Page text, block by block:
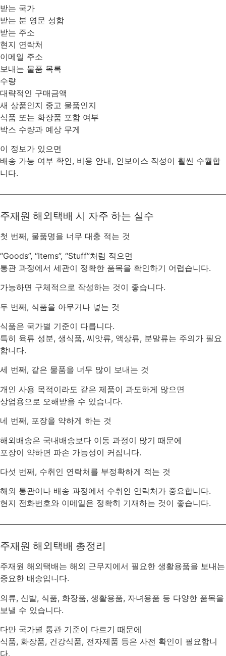
받는 국가
받는 분 영문 성함
받는 주소
현지 연락처
이메일 주소
보내는 물품 목록
수량
대략적인 구매금액
새 상품인지 중고 물품인지
식품 또는 화장품 포함 여부
박스 수량과 예상 무게
이 정보가 있으면
배송 가능 여부 확인, 비용 안내, 인보이스 작성이 훨씬 수월합
니다.
주재원 해외택배 시 자주 하는 실수
첫 번째, 물품명을 너무 대충 적는 것
“Goods”, “Items”, “Stuff”처럼 적으면
통관 과정에서 세관이 정확한 품목을 확인하기 어렵습니다.
가능하면 구체적으로 작성하는 것이 좋습니다.
두 번째, 식품을 아무거나 넣는 것
식품은 국가별 기준이 다릅니다.
특히 육류 성분, 생식품, 씨앗류, 액상류, 분말류는 주의가 필요
합니다.
세 번째, 같은 물품을 너무 많이 보내는 것
개인 사용 목적이라도 같은 제품이 과도하게 많으면
상업용으로 오해받을 수 있습니다.
네 번째, 포장을 약하게 하는 것
해외배송은 국내배송보다 이동 과정이 많기 때문에
포장이 약하면 파손 가능성이 커집니다.
다섯 번째, 수취인 연락처를 부정확하게 적는 것
해외 통관이나 배송 과정에서 수취인 연락처가 중요합니다.
현지 전화번호와 이메일은 정확히 기재하는 것이 좋습니다.
주재원 해외택배 총정리
주재원 해외택배는 해외 근무지에서 필요한 생활용품을 보내는
중요한 배송입니다.
의류, 신발, 식품, 화장품, 생활용품, 자녀용품 등 다양한 품목을
보낼 수 있습니다.
다만 국가별 통관 기준이 다르기 때문에
식품, 화장품, 건강식품, 전자제품 등은 사전 확인이 필요합니
다.